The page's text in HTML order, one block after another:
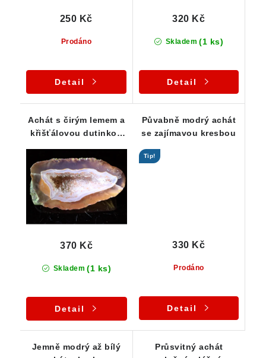
Prodáno
250 Kč
Detail
Skladem (1 ks)
320 Kč
Detail
Achát s čirým lemem a
křišťálovou dutinkou
Skladem (1 ks)
370 Kč
Detail
Půvabně modrý achát
se zajímavou kresbou
Tip!
Prodáno
330 Kč
Detail
Jemně modrý až bílý
Průsvitný achát